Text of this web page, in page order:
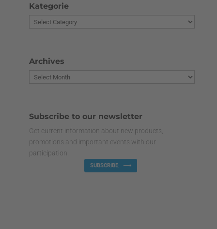
Kategorie
Archives
Subscribe to our newsletter
Get current information about new products,
promotions and important events with our
participation.
SUBSCRIBE